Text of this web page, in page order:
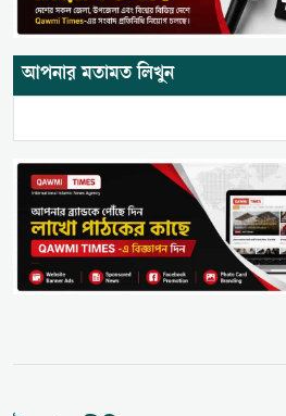
আপনার মতামত লিখুন